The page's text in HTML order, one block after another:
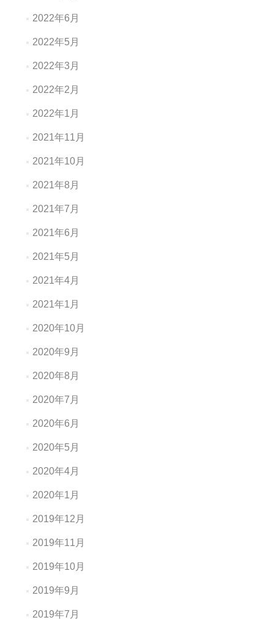
2022年6月
2022年5月
2022年3月
2022年2月
2022年1月
2021年11月
2021年10月
2021年8月
2021年7月
2021年6月
2021年5月
2021年4月
2021年1月
2020年10月
2020年9月
2020年8月
2020年7月
2020年6月
2020年5月
2020年4月
2020年1月
2019年12月
2019年11月
2019年10月
2019年9月
2019年7月